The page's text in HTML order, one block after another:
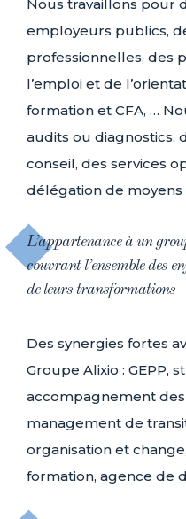
Nous travaillons pour
employeurs publics,
professionnelles, des
l’emploi et de
formation et CFA, …
audits ou diagnostics,
conseil, des services
délégation de
L’appartenance à un
couvrant l’ensemble des
de leurs transformations
Des synergies fortes
Groupe Alixio : GEPP,
accompagnement
management de
organisation et
formation, agence de